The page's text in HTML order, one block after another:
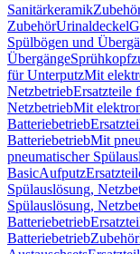
Sanitärkeramik
ZubehörUrinaldeckel
Spülbögen und
Übergänge
für UnterputzMit
NetzbetriebErsatzteile
NetzbetriebMit
Batteriebetrieb
BatteriebetriebMit
pneumatischer
BasicAufputz
Spülauslösung,
Spülauslösung,
Batteriebetrieb
BatteriebetriebZubehör